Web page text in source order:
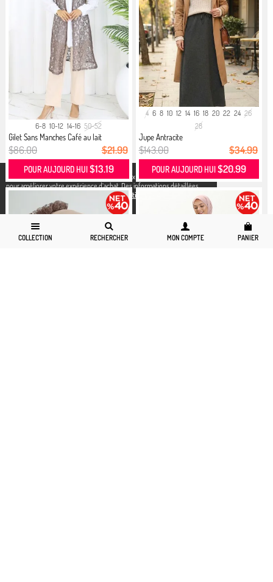
X
Nous utilisons des cookies conformément aux réglementations légales
pour améliorer votre expérience d`achat. Des informations détaillées
peuvent être consultées sur notre page,Politique de cookies
confidentialité.
COLLECTION RECHERCHER MON COMPTE PANIER
6-8 10-12 14-16 50-52
Gilet Sans Manches Café au lait
$86.00 $21.99
POUR AUJOURD HUI $13.19
4 6 8 10 12 14 16 18 20 22 24 26
28
Jupe Antracite
$143.00 $34.99
POUR AUJOURD HUI $20.99